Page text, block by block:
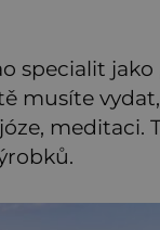
specialit jako
musíte
meditaci.